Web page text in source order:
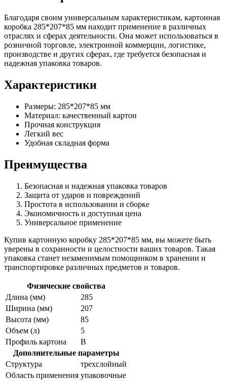
Благодаря своим универсальным характеристикам, картонная
коробка 285*207*85 мм находит применение в различных
отраслях и сферах деятельности. Она может использоваться в
розничной торговле, электронной коммерции, логистике,
производстве и других сферах, где требуется безопасная и
надежная упаковка товаров.
Характеристики
Размеры: 285*207*85 мм
Материал: качественный картон
Прочная конструкция
Легкий вес
Удобная складная форма
Преимущества
Безопасная и надежная упаковка товаров
Защита от ударов и повреждений
Простота в использовании и сборке
Экономичность и доступная цена
Универсальное применение
Купив картонную коробку 285*207*85 мм, вы можете быть
уверены в сохранности и целостности ваших товаров. Такая
упаковка станет незаменимым помощником в хранении и
транспортировке различных предметов и товаров.
Физические свойства
Длина (мм)
285
Ширина (мм)
207
Высота (мм)
85
Объем (л)
5
Профиль картона
В
Дополнительные параметры
Структура
трехслойный
Область применения упаковочные